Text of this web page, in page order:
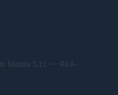
Media S.r.l. — REA-